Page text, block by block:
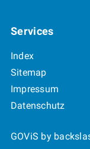
Services
Index
Sitemap
Impressum
Datenschutz
GOViS by